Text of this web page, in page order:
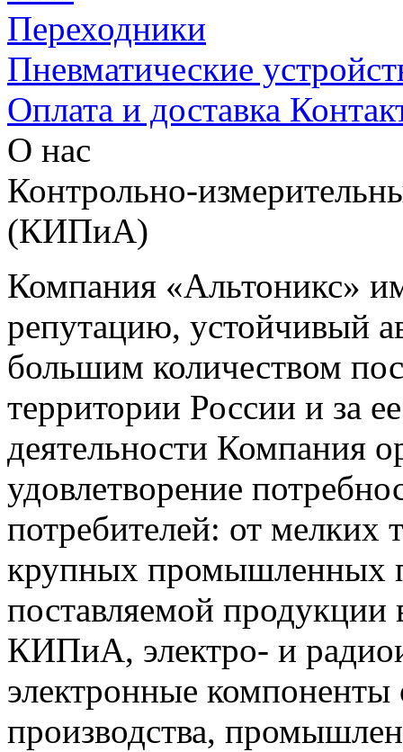
Переходники
Пневматические
Оплата и доставка
О нас
Контрольно-
(КИПиА)
Компания «Альтоникс»
репутацию, устойчивый
большим количеством
территории России и за
деятельности Компания
удовлетворение
потребителей: от мелких
крупных промышленных
поставляемой продукции
КИПиА, электро- и
электронные компоненты
производства,